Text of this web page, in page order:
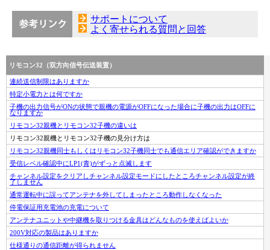
サポートについて
よく寄せられる質問と回答
リモコン32（双方向信号伝送装置）
連続送信制限はありますか
特定小電力とは何ですか
子機の出力信号がONの状態で親機の電源がOFFになった場合に子機の出力はOFFに
なりますか
リモコン32親機とリモコン32子機の違いは
リモコン32親機とリモコン32子機の見分け方は
リモコン32親機同士もしくはリモコン32子機同士でも通信エリア確認ができますか
受信レベル確認中にLP1(青)がずっと点滅します
チャンネル設定をクリアしチャンネル設定モードにしたところチャンネル設定が終
了しません
通常運転中に誤ってアンテナを外してしまったところ動作しなくなった
停電保証用充電池の充電について
アンテナユニットや中継機を取りつける金具はどんなものを使えばよいか
200V対応の製品はありますか
仕様通りの通信距離が得られません